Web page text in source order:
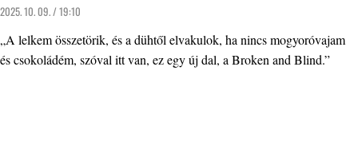
2025. 10. 09. / 19:10
„A lelkem összetörik, és a dühtől elvakulok, ha nincs mogyoróvajam
és csokoládém, szóval itt van, ez egy új dal, a Broken and Blind.”